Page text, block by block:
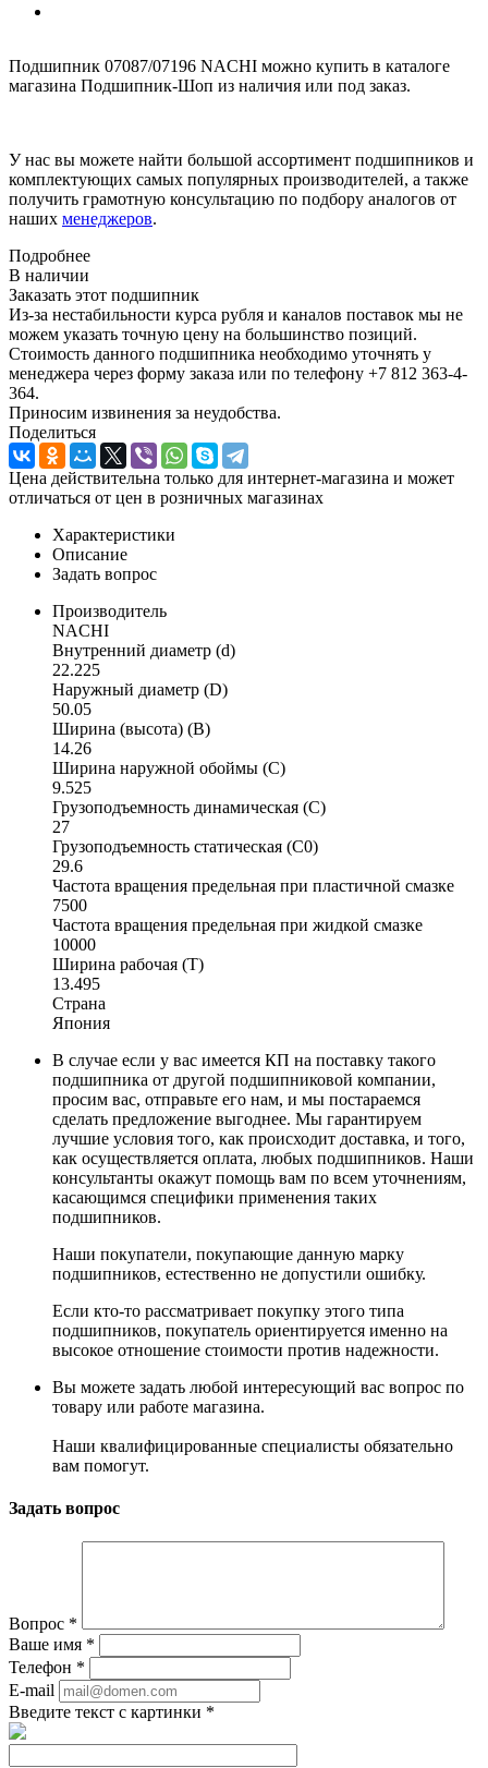
Подшипник 07087/07196 NACHI можно купить в каталоге
магазина Подшипник-Шоп из наличия или под заказ.
У нас вы можете найти большой ассортимент подшипников и
комплектующих самых популярных производителей, а также
получить грамотную консультацию по подбору аналогов от
наших менеджеров.
Подробнее
В наличии
Заказать этот подшипник
Из-за нестабильности курса рубля и каналов поставок мы не
можем указать точную цену на большинство позиций.
Стоимость данного подшипника необходимо уточнять у
менеджера через форму заказа или по телефону +7 812 363-4-
364.
Приносим извинения за неудобства.
Поделиться
Цена действительна только для интернет-магазина и может
отличаться от цен в розничных магазинах
Характеристики
Описание
Задать вопрос
Производитель
NACHI
Внутренний диаметр (d)
22.225
Наружный диаметр (D)
50.05
Ширина (высота) (B)
14.26
Ширина наружной обоймы (C)
9.525
Грузоподъемность динамическая (C)
27
Грузоподъемность статическая (C0)
29.6
Частота вращения предельная при пластичной смазке
7500
Частота вращения предельная при жидкой смазке
10000
Ширина рабочая (T)
13.495
Страна
Япония
В случае если у вас имеется КП на поставку такого
подшипника от другой подшипниковой компании,
просим вас, отправьте его нам, и мы постараемся
сделать предложение выгоднее. Мы гарантируем
лучшие условия того, как происходит доставка, и того,
как осуществляется оплата, любых подшипников. Наши
консультанты окажут помощь вам по всем уточнениям,
касающимся специфики применения таких
подшипников.
Наши покупатели, покупающие данную марку
подшипников, естественно не допустили ошибку.
Если кто-то рассматривает покупку этого типа
подшипников, покупатель ориентируется именно на
высокое отношение стоимости против надежности.
Вы можете задать любой интересующий вас вопрос по
товару или работе магазина.
Наши квалифицированные специалисты обязательно
вам помогут.
Задать вопрос
Вопрос *
Ваше имя *
Телефон *
E-mail
Введите текст с картинки *